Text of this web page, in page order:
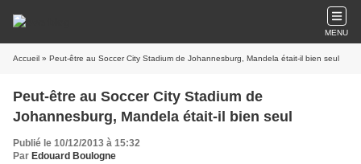
MENU
Accueil » Peut-être au Soccer City Stadium de Johannesburg, Mandela était-il bien seul
Peut-être au Soccer City Stadium de
Johannesburg, Mandela était-il bien seul
Publié le 10/12/2013 à 15:32
Par Edouard Boulogne